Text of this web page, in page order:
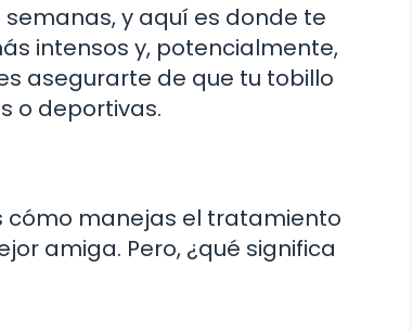
y aquí es donde te
intensos y, potencialmente,
asegurarte de que tu tobillo
o deportivas.
cómo manejas el tratamiento
amiga. Pero, ¿qué significa